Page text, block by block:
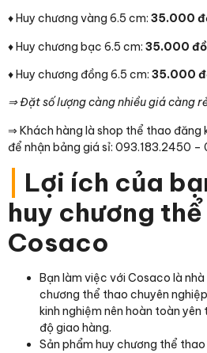
♦ Huy chương vàng 6.5 cm: 35.000
♦ Huy chương bạc 6.5 cm: 35.000
♦ Huy chương đồng 6.5 cm: 35.000
⇒ Đặt số lượng càng nhiều giá càng
⇒ Khách hàng là shop thể thao đăng
để nhận bảng giá sỉ: 093.183.2450 –
Lợi ích của
huy chương
Cosaco
Bạn làm việc với Cosaco là
chương thể thao chuyên
kinh nghiệm nên hoàn toàn
độ giao hàng.
Sản phẩm huy chương thể